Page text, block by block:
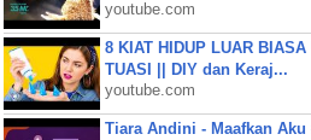
youtube.com
8 KIAT HIDUP LUAR BIASA
TUASI || DIY dan Keraj...
youtube.com
Tiara Andini - Maafkan